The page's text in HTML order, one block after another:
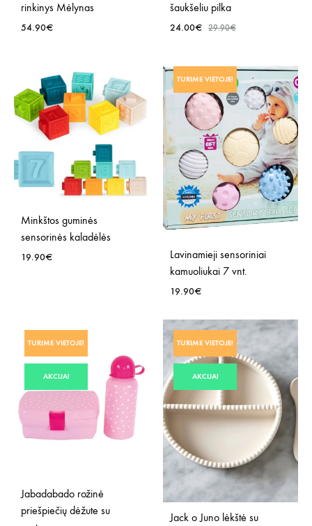
rinkinys Mėlynas
54.90€
PRIDĖTI
NORŲ
SĄRAŠĄ
šaukšeliu pilka
24.00€ 29.90€
Į
Minkštos guminės
sensorinės kaladėlės
19.90€
TURIME VIETOJE!
Lavinamieji sensoriniai
kamuoliukai 7 vnt.
19.90€
TURIME VIETOJE!
AKCIJA!
Jabadabado rožinė
priešpiečių dėžute su
TURIME VIETOJE!
AKCIJA!
Jack o Juno lėkštė su